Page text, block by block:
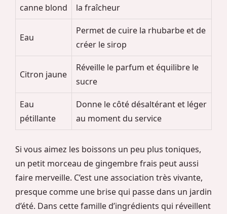
canne blond
la fraîcheur
Eau
Permet de cuire la rhubarbe et de
créer le sirop
Citron jaune
Réveille le parfum et équilibre le
sucre
Eau
pétillante
Donne le côté désaltérant et léger
au moment du service
Si vous aimez les boissons un peu plus toniques,
un petit morceau de gingembre frais peut aussi
faire merveille. C’est une association très vivante,
presque comme une brise qui passe dans un jardin
d’été. Dans cette famille d’ingrédients qui réveillent